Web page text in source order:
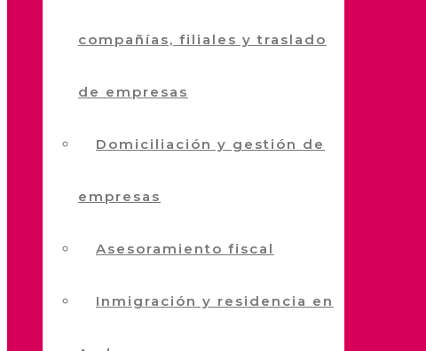
compañías, filiales y traslado
de empresas
Domiciliación y gestión de
empresas
Asesoramiento fiscal
Inmigración y residencia en